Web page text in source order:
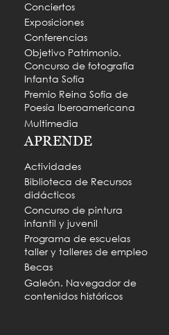
Conciertos
Exposiciones
Conferencias
Objetivo Patrimonio.
Concurso de fotografía
Infanta Sofía
Premio Reina Sofía de
Poesía Iberoamericana
Multimedia
APRENDE
Actividades
Biblioteca de Recursos
didácticos
Concurso de pintura
infantil y juvenil
Programa de escuelas
taller y talleres de empleo
Becas
Galeón. Navegador de
contenidos históricos